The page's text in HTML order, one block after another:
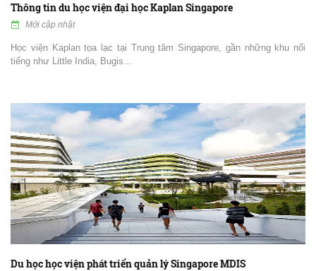
Thông tin du học viện đại học Kaplan Singapore
Mới cập nhật
Học viện Kaplan tọa lạc tại Trung tâm Singapore, gần những khu nổi
tiếng như Little India, Bugis...
Du học học viện phát triển quản lý Singapore MDIS